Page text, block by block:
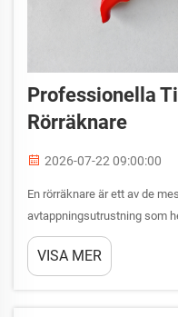
Professionella
Rörräknare
2026-07-22 09:00:00
En rörräknare är ett av de
avtappningsutrustning som
utrustning kräver den
Oavsett om du använder en
VISA MER